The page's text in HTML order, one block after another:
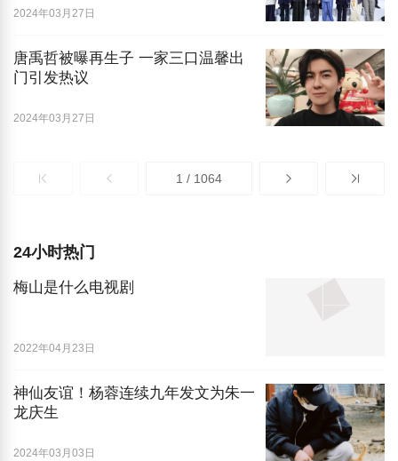
2024年03月27日
唐禹哲被曝再生子 一家三口温馨出
门引发热议
2024年03月27日
1 / 1064
24小时热门
梅山是什么电视剧
2022年04月23日
神仙友谊！杨蓉连续九年发文为朱一
龙庆生
2024年03月03日